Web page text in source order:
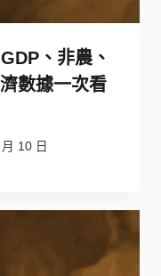
、非農、
數據一次看
10 日